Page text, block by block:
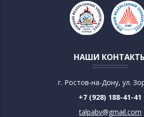
НАШИ
г. Ростов-на-Дону, ул.
+7 (928) 188-41-41
talpabv@gmail.com